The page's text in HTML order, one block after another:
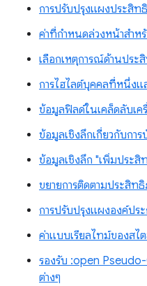
การปรับปรุงแผงประสิท
ค่าที่กำหนดล่วงหน้าสำห
เลือกเหตุการณ์ด้านปร
การไฮไลต์บุคคลที่หนึ่ง
ข้อมูลฟิลด์ในเคล็ดลับเค
ข้อมูลเชิงลึกเกี่ยวกับกา
ข้อมูลเชิงลึก "เพิ่มประ
ขยายการติดตามประสิท
การปรับปรุงแผงองค์ปร
ค่าแบบเรียลไทม์ของสไ
รองรับ :open
ต่างๆ